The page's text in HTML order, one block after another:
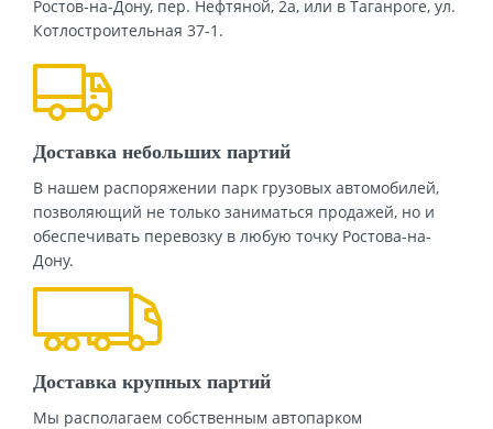
Ростов-на-Дону, пер. Нефтяной, 2а, или в Таганроге, ул.
Котлостроительная 37-1.
Доставка небольших партий
В нашем распоряжении парк грузовых автомобилей,
позволяющий не только заниматься продажей, но и
обеспечивать перевозку в любую точку Ростова-на-
Дону.
Доставка крупных партий
Мы располагаем собственным автопарком
ОТПРАВИТЬ